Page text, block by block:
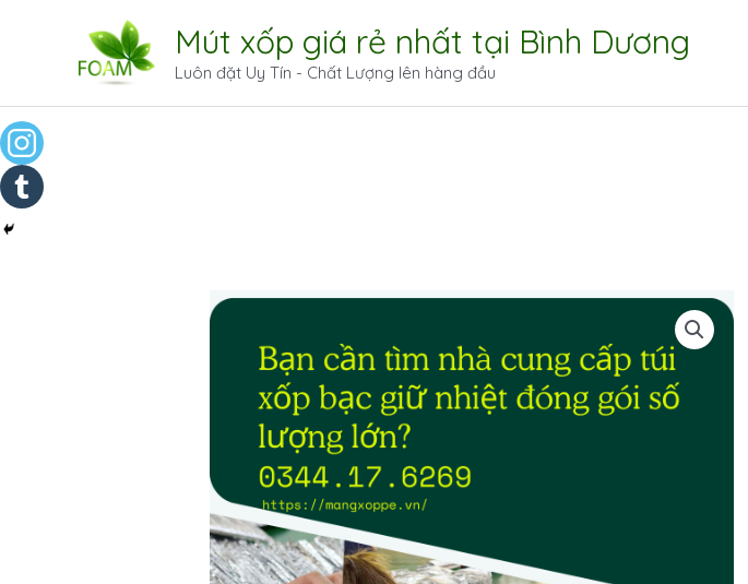
Mút xốp giá rẻ nhất tại Bình Dương
Luôn đặt Uy Tín - Chất Lượng lên hàng đầu